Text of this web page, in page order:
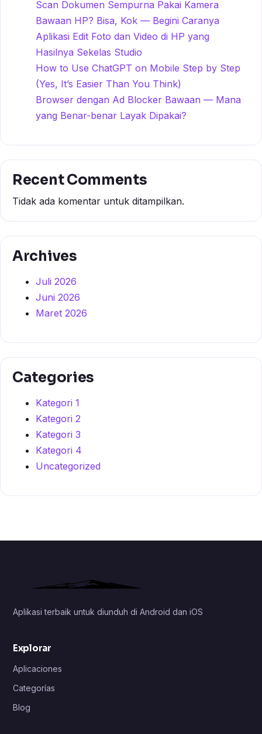
Scan Dokumen Sempurna Pakai Kamera
Bawaan HP? Bisa, Kok — Begini Caranya
Aplikasi Edit Foto dan Video di HP yang
Hasilnya Sekelas Studio
How to Use ChatGPT on Mobile Step by Step
(Yes, It’s Easier Than You Think)
Browser dengan Ad Blocker Bawaan — Mana
yang Benar-benar Layak Dipakai?
Recent Comments
Tidak ada komentar untuk ditampilkan.
Archives
Juli 2026
Juni 2026
Maret 2026
Categories
Kategori 1
Kategori 2
Kategori 3
Kategori 4
Uncategorized
Aplikasi terbaik untuk diunduh di Android dan iOS
Explorar
Aplicaciones
Categorías
Blog